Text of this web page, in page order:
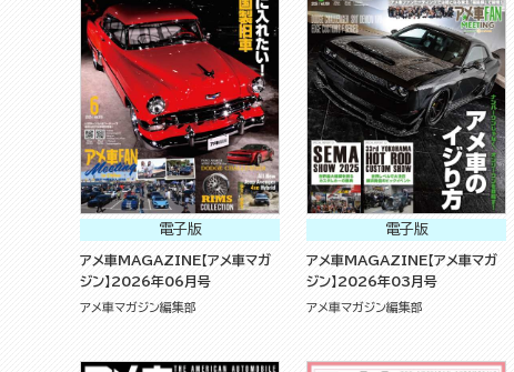
電子版
アメ車MAGAZINE【アメ車マガ
ジン】2026年06月号
アメ車マガジン編集部
電子版
アメ車MAGAZINE【アメ車マガ
ジン】2026年03月号
アメ車マガジン編集部